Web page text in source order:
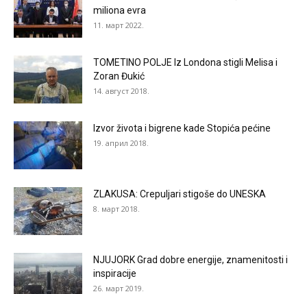
miliona evra
11. март 2022.
TOMETINO POLJE Iz Londona stigli Melisa i
Zoran Đukić
14. август 2018.
Izvor života i bigrene kade Stopića pećine
19. април 2018.
ZLAKUSA: Crepuljari stigoše do UNESKA
8. март 2018.
NJUJORK Grad dobre energije, znamenitosti i
inspiracije
26. март 2019.